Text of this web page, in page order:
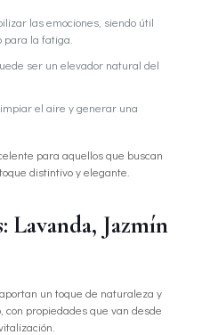
las emociones, siendo útil
la fatiga.
ser un elevador natural del
el aire y generar una
para aquellos que buscan
distintivo y elegante.
Lavanda, Jazmín
un toque de naturaleza y
propiedades que van desde